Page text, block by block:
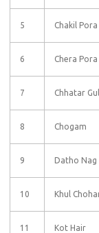
5 Chakil Pora
6 Chera Pora
7 Chhatar Gul
8 Chogam
9 Datho Nag
10 Khul
11 Kot Hair